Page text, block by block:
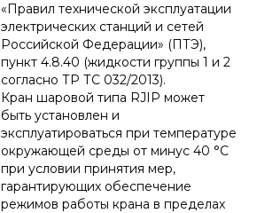
«Правил технической эксплуатации
электрических станций и сетей
Российской Федерации» (ПТЭ),
пункт 4.8.40 (жидкости группы 1 и 2
согласно ТР ТС 032/2013).
Кран шаровой типа RJIP может
быть установлен и
эксплуатироваться при температуре
окружающей среды от минус 40 °С
при условии принятия мер,
гарантирующих обеспечение
режимов работы крана в пределах